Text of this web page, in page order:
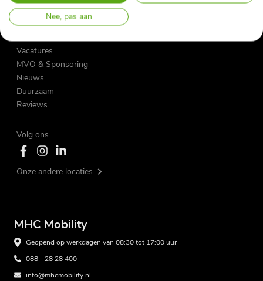
Herroepingsformulier Private Lease
Vacatures
MVO & Sponsoring
Nieuws
Duurzaam
Reviews
Volg ons
Onze andere locaties
MHC Mobility
Geopend op werkdagen van 08:30 tot 17:00 uur
088 - 28 28 400
info@mhcmobility.nl
Nee, pas aan